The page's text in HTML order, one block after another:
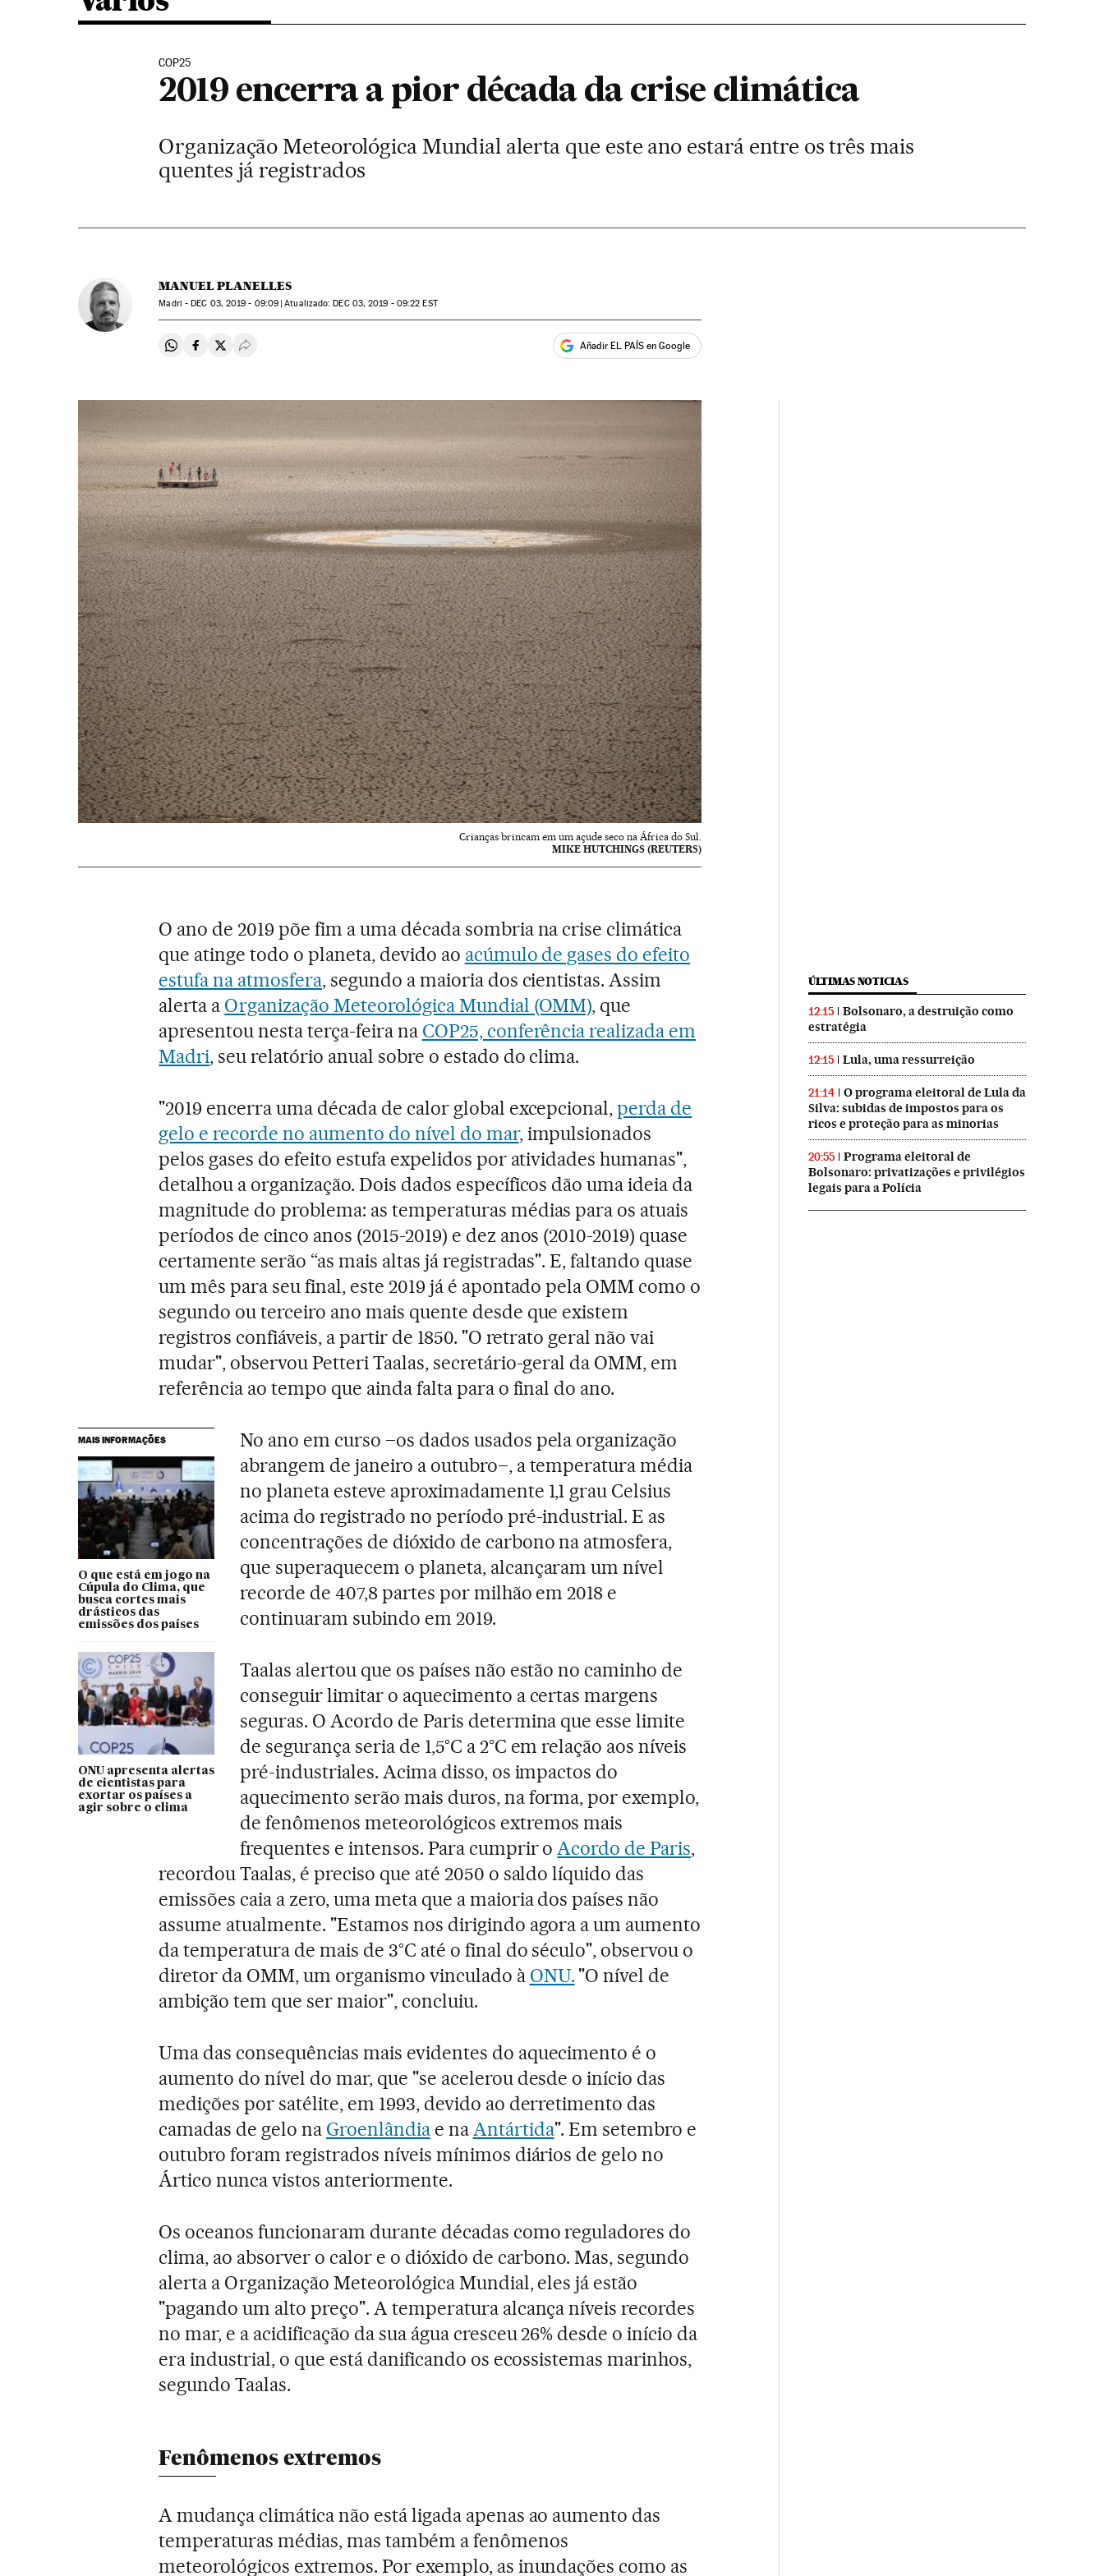
COP25
2019 encerra a pior década da crise climática
Organização Meteorológica Mundial alerta que este ano estará entre os três mais
quentes já registrados
MANUEL PLANELLES
Madri -DEC 03, 2019 - 09:09 atualizado: DEC03, 2019 - 09:22 EST
Compartir en Whatsapp
Compartir en Facebook
Compartir en Twitter
Desplegar Redes Sociales Añadir EL PAÍS en Google
Crianças brincam em um açude seco na África do Sul.
MIKE HUTCHINGS (REUTERS)
O ano de 2019 põe fim a uma década sombria na crise climática
que atinge todo o planeta, devido ao acúmulo de gases do efeito
estufa na atmosfera, segundo a maioria dos cientistas. Assim
alerta a Organização Meteorológica Mundial (OMM), que
apresentou nesta terça-feira na COP25, conferência realizada em
Madri, seu relatório anual sobre o estado do clima.
"2019 encerra uma década de calor global excepcional,perda de
gelo e recorde no aumento do nível do mar, impulsionados
pelos gases do efeito estufa expelidos por atividades humanas",
detalhou a organização. Dois dados específicos dão uma ideia da
magnitude do problema: as temperaturas médias para os atuais
períodos de cinco anos (2015-2019) e dez anos (2010-2019) quase
certamente serão “as mais altas já registradas". E, faltando quase
um mês para seu final, este 2019 já é apontado pela OMM como o
segundo ou terceiro ano mais quente desde que existem
registros confiáveis, a partir de 1850. "O retrato geral não vai
mudar", observou Petteri Taalas, secretário-geral da OMM, em
referência ao tempo que ainda falta para o final do ano.
MAIS INFORMAÇÕES
O que está em jogo na
Cúpula do Clima, que
busca cortes mais
drásticos das
emissões dos países
ONU apresenta alertas
de cientistas para
exortar os países a
agir sobre o clima
No ano em curso –os dados usados pela organização
abrangem de janeiro a outubro–, a temperatura média
no planeta esteve aproximadamente 1,1 grau Celsius
acima do registrado no período pré-industrial. E as
concentrações de dióxido de carbono na atmosfera,
que superaquecem o planeta, alcançaram um nível
recorde de 407,8 partes por milhão em 2018 e
continuaram subindo em 2019.
Taalas alertou que os países não estão no caminho de
conseguir limitar o aquecimento a certas margens
seguras. O Acordo de Paris determina que esse limite
de segurança seria de 1,5°C a 2°C em relação aos níveis
pré-industriales. Acima disso, os impactos do
aquecimento serão mais duros, na forma, por exemplo,
de fenômenos meteorológicos extremos mais
frequentes e intensos. Para cumprir oAcordo de Paris,
recordou Taalas, é preciso que até 2050 o saldo líquido das
emissões caia a zero, uma meta que a maioria dos países não
assume atualmente. "Estamos nos dirigindo agora a um aumento
da temperatura de mais de 3°C até o final do século", observou o
diretor da OMM, um organismo vinculado à ONU. "O nível de
ambição tem que ser maior", concluiu.
Uma das consequências mais evidentes do aquecimento é o
aumento do nível do mar, que "se acelerou desde o início das
medições por satélite, em 1993, devido ao derretimento das
camadas de gelo na Groenlândiae naAntártida". Em setembro e
outubro foram registrados níveis mínimos diários de gelo no
Ártico nunca vistos anteriormente.
Os oceanos funcionaram durante décadas como reguladores do
clima, ao absorver o calor e o dióxido de carbono. Mas, segundo
alerta a Organização Meteorológica Mundial, eles já estão
"pagando um alto preço". A temperatura alcança níveis recordes
no mar, e a acidificação da sua água cresceu 26% desde o início da
era industrial, o que está danificando os ecossistemas marinhos,
segundo Taalas.
Fenômenos extremos
A mudança climática não está ligada apenas ao aumento das
temperaturas médias, mas também a fenômenos
meteorológicos extremos. Por exemplo, as inundações como as
ÚLTIMAS NOTICIAS
12:15
Bolsonaro, a destruição como
estratégia
12:15 Lula, uma ressurreição
21:14
O programa eleitoral de Lula da
Silva: subidas de impostos para os
ricos e proteção para as minorias
20:55
Programa eleitoral de
Bolsonaro: privatizações e privilégios
legais para a Polícia